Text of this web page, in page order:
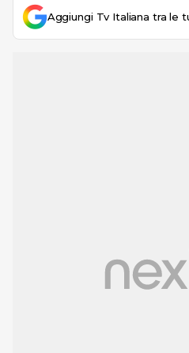
Aggiungi Tv Italiana tra le